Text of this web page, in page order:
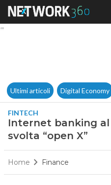
Ultimi articoli Digital Economy
FINTECH
Internet banking
svolta “open X”
Home Finance